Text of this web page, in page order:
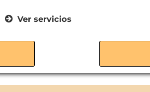
Ver servicios
Guardamuebles